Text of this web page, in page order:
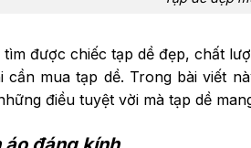
tìm được chiếc tạp dề đẹp, chất
cần mua tạp dề. Trong bài viết
điều tuyệt vời mà tạp dề